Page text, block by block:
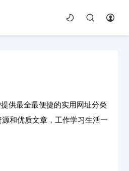
供最全最便捷的实用网址分类
和优质文章，工作学习生活一